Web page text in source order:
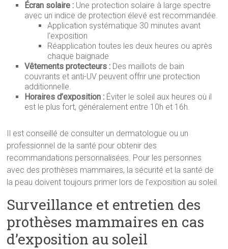
Écran solaire : Une protection solaire à large spectre
avec un indice de protection élevé est recommandée.
Application systématique 30 minutes avant
l’exposition
Réapplication toutes les deux heures ou après
chaque baignade
Vêtements protecteurs : Des maillots de bain
couvrants et anti-UV peuvent offrir une protection
additionnelle.
Horaires d’exposition : Éviter le soleil aux heures où il
est le plus fort, généralement entre 10h et 16h.
Il est conseillé de consulter un dermatologue ou un
professionnel de la santé pour obtenir des
recommandations personnalisées. Pour les personnes
avec des prothèses mammaires, la sécurité et la santé de
la peau doivent toujours primer lors de l’exposition au soleil.
Surveillance et entretien des
prothèses mammaires en cas
d’exposition au soleil